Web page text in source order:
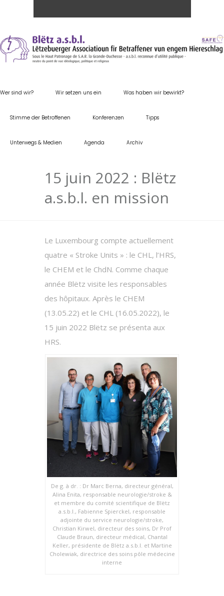
Wer sind wir? Wir setzen uns ein Was haben wir bewirkt?
Stimme der Betroffenen Konferenzen Tipps
Unterwegs & Medien Agenda Archiv
15 juin 2022 : Blëtz
a.s.b.l. en mission
Le Luxembourg compte actuellement
quatre « Stroke Units » : le CHL, l’HRS,
le CHEM et le ChdN. Comme chaque
année Blëtz visite les responsables
des hôpitaux. Après le CHEM
(13.05.22) et le CHL (16.05.2022), le
15 juin 2022 Blëtz se présenta aux
HRS.
De g. à dr. : Dr Marc Berna, directeur général,
Alina Enita, responsable neurologie/stroke &
et membre du comité scientifique de Blëtz
a.s.b.l., Fabienne Spierckel, responsable
adjointe du service neurologie/stroke,
Christian Kirwel, directeur des soins, Dr Prof
Claude Braun, directeur médical, Chantal
Keller, présidente de Blëtz a.s.b.l. et Martine
Cholewiak, directrice des soins pôle médecine
interne